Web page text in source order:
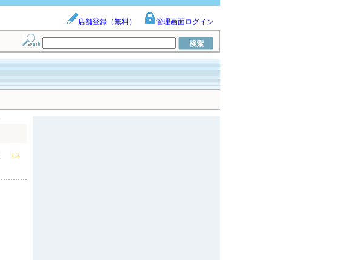
店舗登録（無料） 管理画面ログイン
（ス